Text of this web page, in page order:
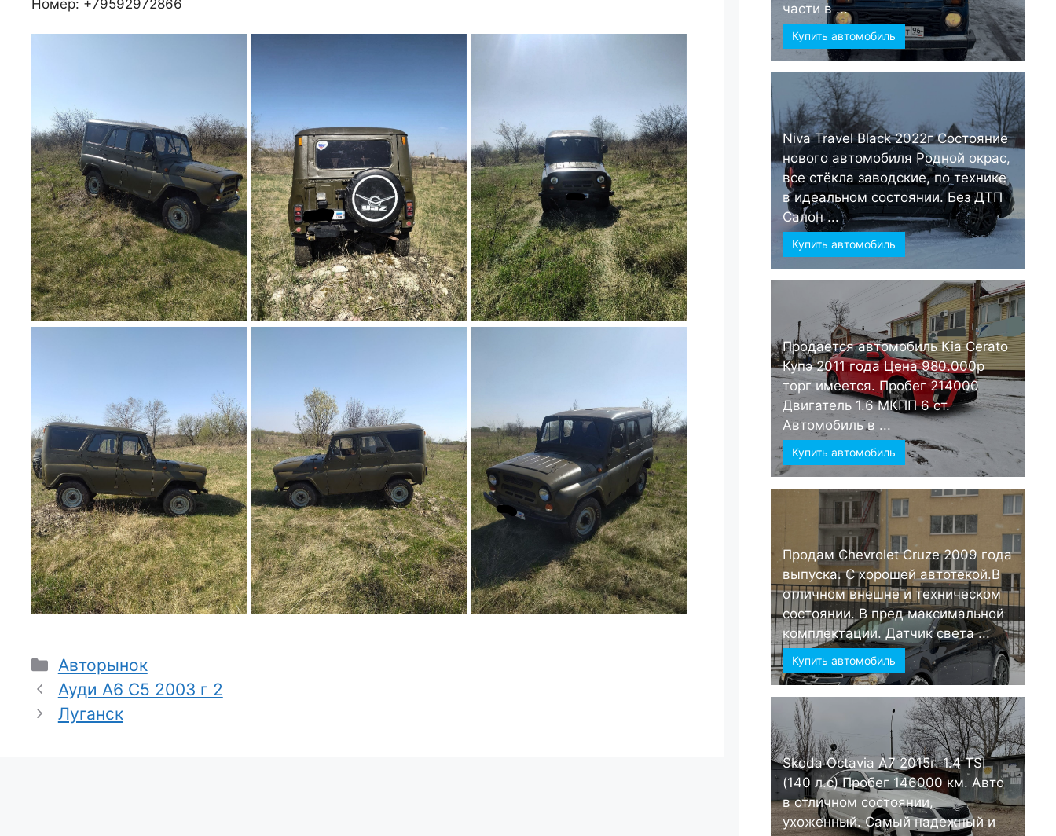
Номер: +79592972866
Рубрики
Авторынок
Ауди А6 С5 2003 г 2
Луганск
части в ...
Купить автомобиль
Niva Travel Black 2022г Состояние
нового автомобиля Родной окрас,
все стёкла заводские, по технике
в идеальном состоянии. Без ДТП
Салон ...
Купить автомобиль
Продается автомобиль Kia Cerato
Купэ 2011 года Цена 980.000р
торг имеется. Пробег 214000
Двигатель 1.6 МКПП 6 ст.
Автомобиль в ...
Купить автомобиль
Продам Chevrolet Cruze 2009 года
выпуска. С хорошей автотекой.В
отличном внешне и техническом
состоянии. В пред максимальной
комплектации. Датчик света ...
Купить автомобиль
Skoda Octavia А7 2015г. 1.4 TSI
(140 л.с) Пробег 146000 км. Авто
в отличном состоянии,
ухоженный. Самый надежный и